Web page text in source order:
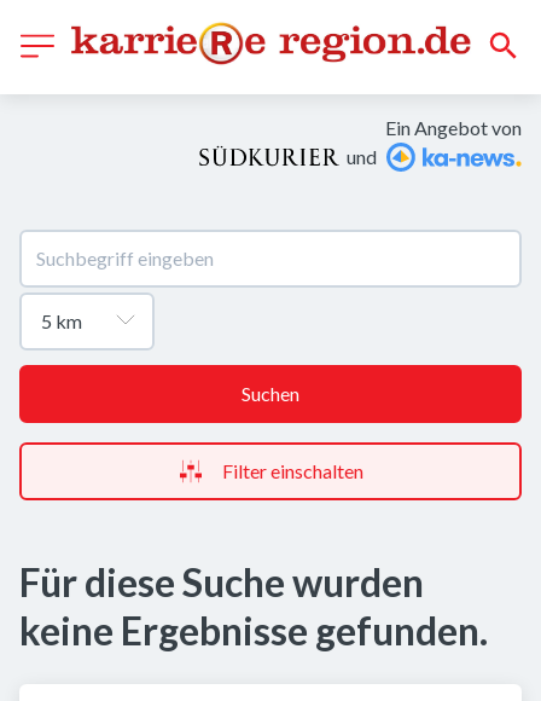
Ein Angebot von
und
Suchen
Filter einschalten
Für diese Suche wurden
keine Ergebnisse gefunden.